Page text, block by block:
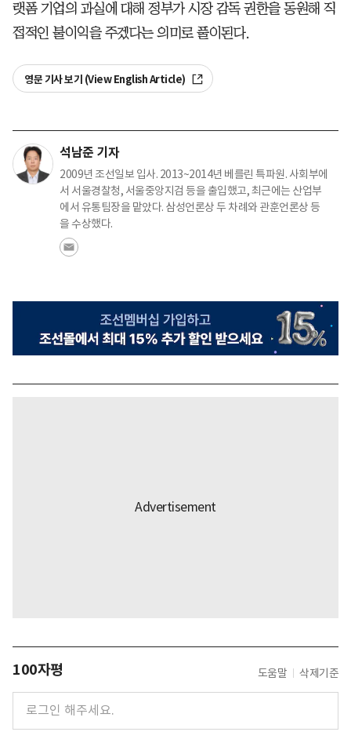
랫폼 기업의 과실에 대해 정부가 시장 감독 권한을 동원해 직
접적인 불이익을 주겠다는 의미로 풀이된다.
영문 기사 보기 (View English Article)
석남준 기자
2009년 조선일보 입사. 2013~2014년 베를린 특파원. 사회부에
서 서울경찰청, 서울중앙지검 등을 출입했고, 최근에는 산업부
에서 유통팀장을 맡았다. 삼성언론상 두 차례와 관훈언론상 등
을 수상했다.
100자평 도움말 삭제기준